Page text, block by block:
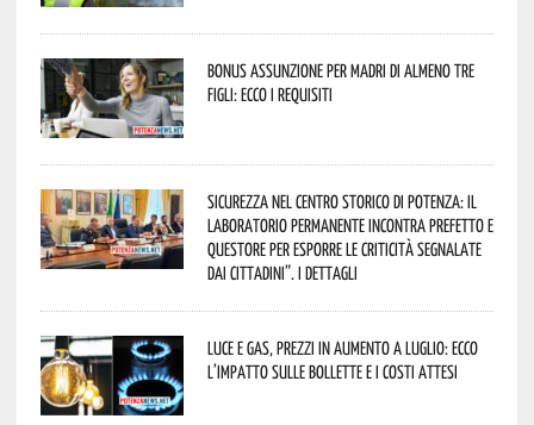
Bonus assunzione per madri di almeno tre
figli: ecco i requisiti
Sicurezza nel Centro Storico di Potenza: il
Laboratorio Permanente incontra Prefetto e
Questore per esporre le criticità segnalate
dai cittadini”. I dettagli
Luce e gas, prezzi in aumento a luglio: ecco
l’impatto sulle bollette e i costi attesi